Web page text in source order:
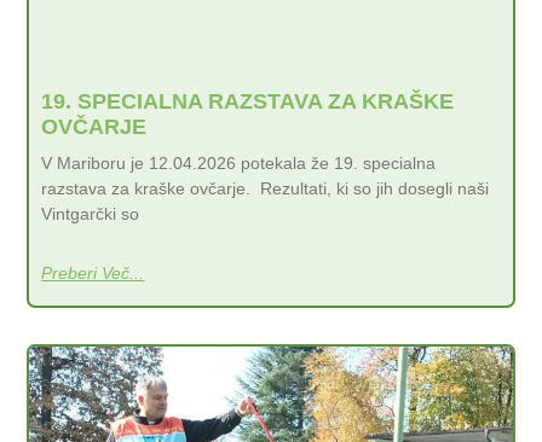
19. SPECIALNA RAZSTAVA ZA KRAŠKE
OVČARJE
V Mariboru je 12.04.2026 potekala že 19. specialna
razstava za kraške ovčarje. Rezultati, ki so jih dosegli naši
Vintgarčki so
Preberi Več...